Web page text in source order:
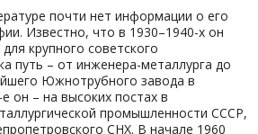
почти нет информации о его
Известно, что в 1930–1940-х он
крупного советского
путь – от инженера-металлурга до
Южнотрубного завода в
он – на высоких постах в
промышленности СССР,
СНХ. В начале 1960